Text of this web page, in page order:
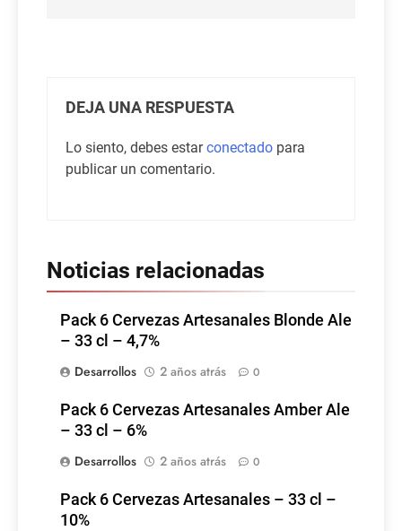
DEJA UNA RESPUESTA
Lo siento, debes estarconectado para
publicar un comentario.
Noticias relacionadas
Pack 6 Cervezas Artesanales Blonde Ale
– 33 cl – 4,7%
Desarrollos
2 años atrás 0
Pack 6 Cervezas Artesanales Amber Ale
– 33 cl – 6%
Desarrollos
2 años atrás 0
Pack 6 Cervezas Artesanales – 33 cl –
10%